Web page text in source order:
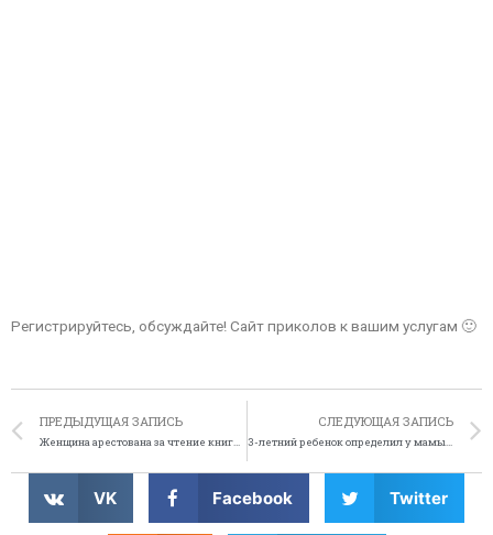
Регистрируйтесь, обсуждайте! Сайт приколов к вашим услугам 🙂
ПРЕДЫДУЩАЯ ЗАПИСЬ
Женщина арестована за чтение книги за рулём
СЛЕДУЮЩАЯ ЗАПИСЬ
3-летний ребенок определил у мамы рак
VK Facebook Twitter